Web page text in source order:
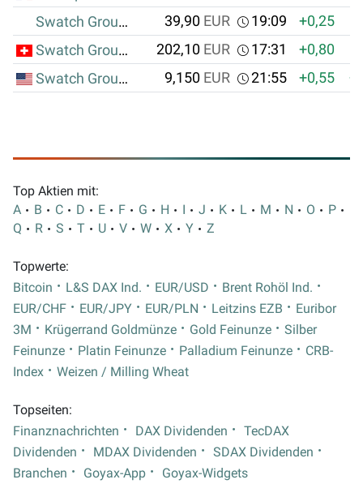
Swatch Group AG, The
39,90 EUR 19:09 +0,25
Swatch Group AG, The
202,10 EUR 17:31 +0,80
Swatch Group AG, The
9,150 EUR 21:55 +0,55
Top Aktien mit:
A
B C D E F G H I J K L M N O
P
Q
R S T U V W X Y Z
Topwerte:
Bitcoin
L&S DAX Ind. EUR/USD
Brent Rohöl Ind.
EUR/CHF
EUR/JPY EUR/PLN Leitzins EZB
Euribor
3M
Krügerrand Goldmünze Gold Feinunze
Silber
Feinunze
Platin Feinunze Palladium Feinunze
CRB-
Index
Weizen / Milling Wheat
Topseiten:
Finanznachrichten
DAX Dividenden
TecDAX
Dividenden
MDAX Dividenden
SDAX Dividenden
Branchen
Goyax-App Goyax-Widgets